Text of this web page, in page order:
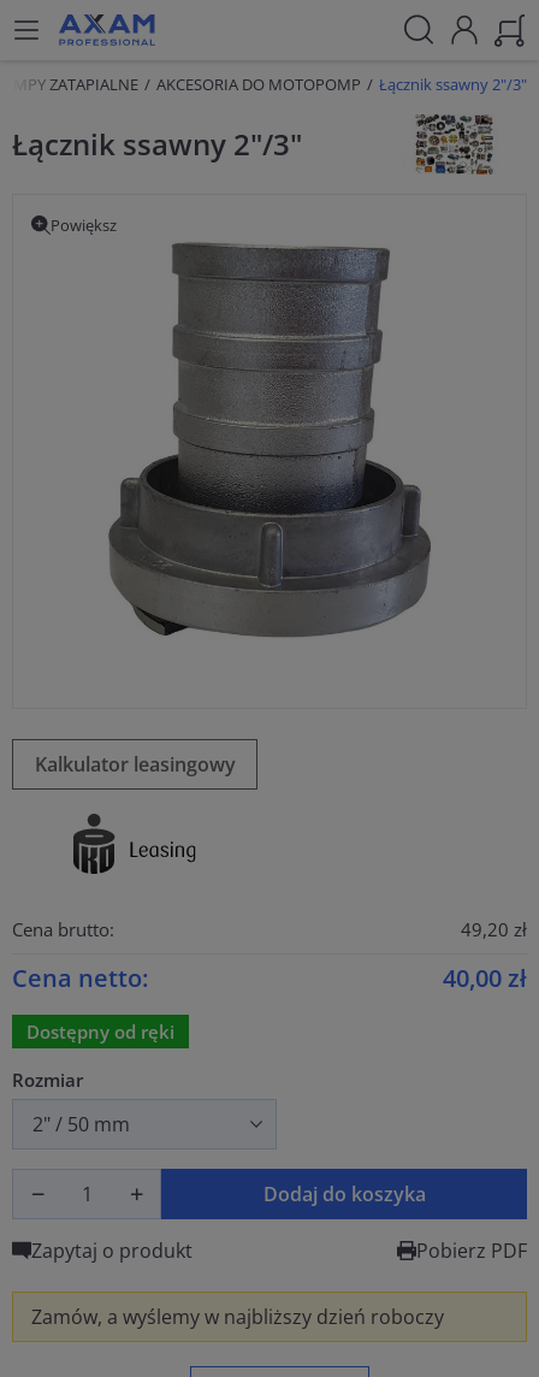
ZATAPIALNE AKCESORIA DO MOTOPOMP Łącznik ssawny 2"/3"
Łącznik ssawny 2"/3"
Powiększ
Kalkulator leasingowy
Cena brutto: 49,20 zł
Cena netto: 40,00 zł
Dostępny od ręki
Rozmiar
Dodaj do koszyka
Zapytaj o produkt Pobierz PDF
Zamów, a wyślemy w najbliższy dzień roboczy